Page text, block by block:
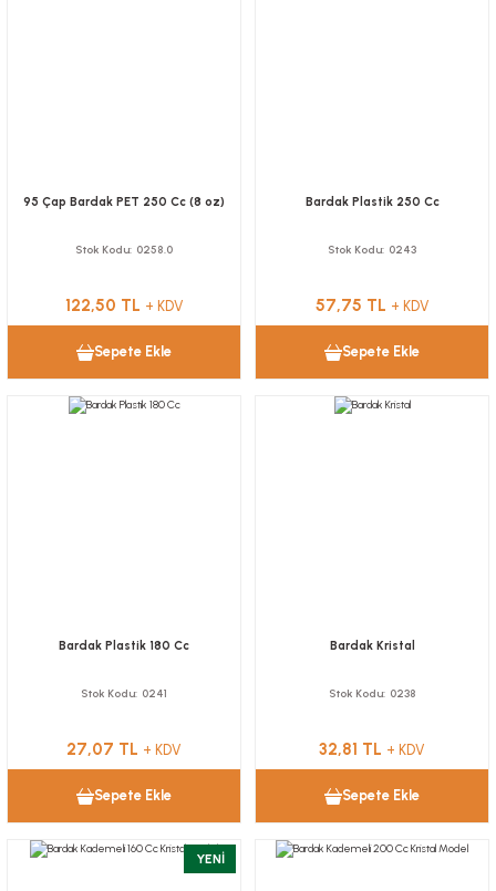
95 Çap Bardak PET 250 Cc (8 oz)
Stok Kodu 0258.0
122,50 TL + KDV
Sepete Ekle
Bardak Plastik 250 Cc
Stok Kodu 0243
57,75 TL + KDV
Sepete Ekle
Bardak Plastik 180 Cc
Stok Kodu 0241
27,07 TL + KDV
Sepete Ekle
Bardak Kristal
Stok Kodu 0238
32,81 TL + KDV
Sepete Ekle
YENİ